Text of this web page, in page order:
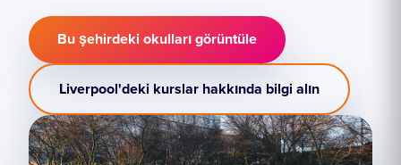
Bu şehirdeki okulları görüntüle
Liverpool'deki kurslar hakkında bilgi alın